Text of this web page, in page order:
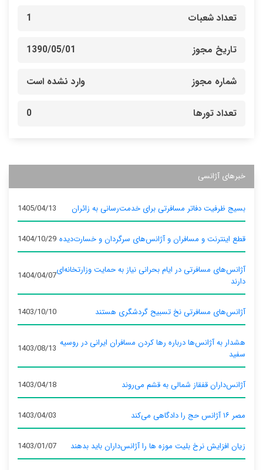
تعداد شعبات 1
تاریخ مجوز 1390/05/01
شماره مجوز وارد نشده است
تعداد تورها 0
خبرهای آژانسی
بسیج ظرفیت دفاتر مسافرتی برای خدمت‌رسانی به زائران 1405/04/13
قطع اینترنت و مسافران و آژانس‌های سرگردان و خسارت‌دیده 1404/10/29
آژانس‌های مسافرتی در ایام بحرانی نیاز به حمایت وزارتخانه‌ای
دارند
1404/04/07
آژانس‌های مسافرتی نخ تسبیح گردشگری هستند 1403/10/10
هشدار به آژانس‌ها درباره رها کردن مسافران ایرانی در روسیه
سفید
1403/08/13
آژانس‌داران قفقاز شمالی به قشم می‌روند 1403/04/18
مصر ۱۶ آژانس حج را دادگاهی می‌کند 1403/04/03
زیان افزایش نرخ بلیت موزه ها را آژانس‌داران باید بدهند 1403/01/07